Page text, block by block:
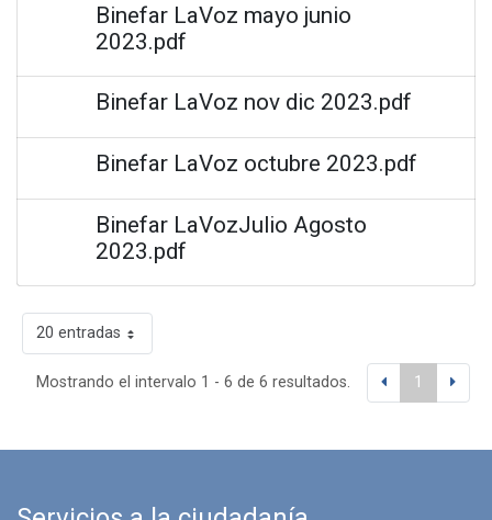
Binefar LaVoz mayo junio
2023.pdf
Binefar LaVoz nov dic 2023.pdf
Binefar LaVoz octubre 2023.pdf
Binefar LaVozJulio Agosto
2023.pdf
20 entradas
Mostrando el intervalo 1 - 6 de 6 resultados. 1